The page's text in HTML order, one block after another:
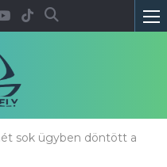
sok ügyben döntött a